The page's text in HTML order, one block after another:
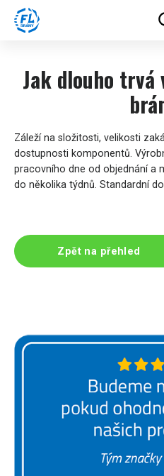
Jak dlouho trvá
Záleží na složitosti, velikosti
dostupnosti komponentů.
pracovního dne od objednání a
do několika týdnů. Standardní
Zpět na přehled